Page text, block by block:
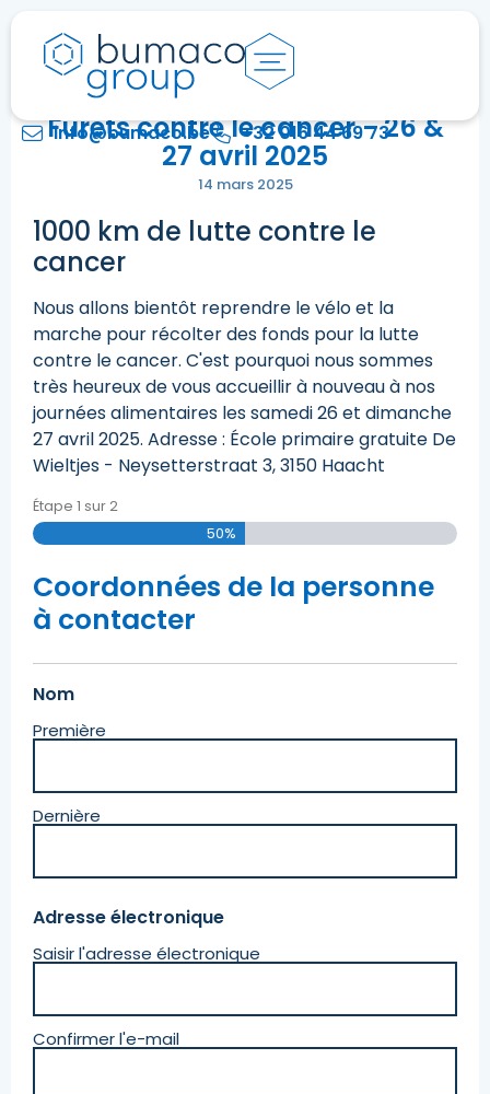
info@bumaco.be +32 016 44 69 73
Furets contre le cancer - 26 &
27 avril 2025
14 mars 2025
1000 km de lutte contre le
cancer
Nous allons bientôt reprendre le vélo et la
marche pour récolter des fonds pour la lutte
contre le cancer. C'est pourquoi nous sommes
très heureux de vous accueillir à nouveau à nos
journées alimentaires les samedi 26 et dimanche
27 avril 2025. Adresse : École primaire gratuite De
Wieltjes - Neysetterstraat 3, 3150 Haacht
Étape 1 sur2
50%
Coordonnées de la personne
à contacter
Nom
Première
Dernière
Adresse électronique
Saisir l'adresse électronique
Confirmer l'e-mail